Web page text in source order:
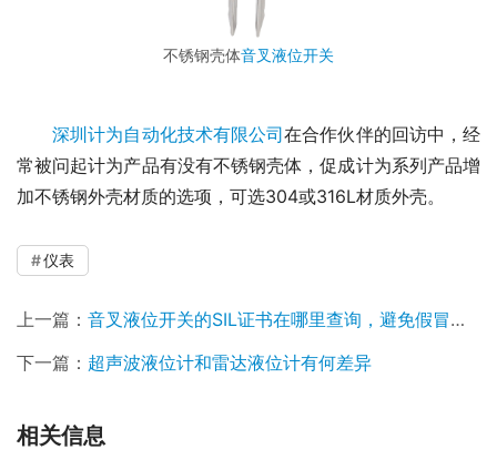
不锈钢壳体音叉液位开关
深圳计为自动化技术有限公司在合作伙伴的回访中，经
常被问起计为产品有没有不锈钢壳体，促成计为系列产品增
加不锈钢外壳材质的选项，可选304或316L材质外壳。
仪表
上一篇： 音叉液位开关的SIL证书在哪里查询，避免假冒证书？
下一篇： 超声波液位计和雷达液位计有何差异
相关信息